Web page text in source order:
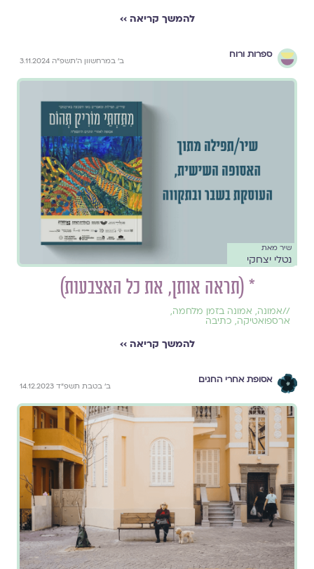
להמשך קריאה ››
ספרות ורוח
ב׳ במרחשוון ה׳תשפ״ה 3.11.2024
שיר מאת
נטלי יצחקי
* (תראה אותן, את כל האצבעות)
//אמונה, אמונה בזמן מלחמה,
ארספואטיקה, כתיבה
להמשך קריאה ››
אסופת אחרי החגים
ב׳ בטבת תשפ״ד 14.12.2023